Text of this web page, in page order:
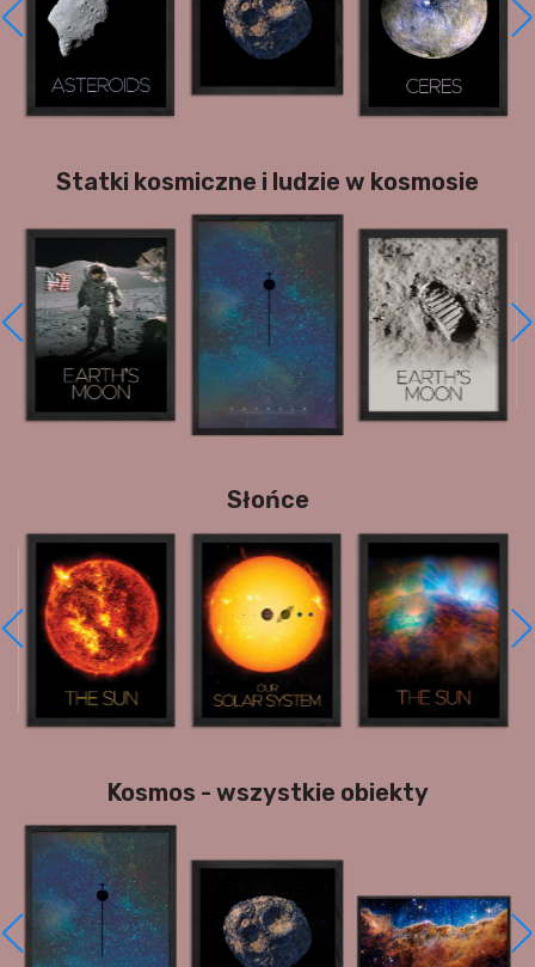
Statki kosmiczne i ludzie w kosmosie
Słońce
Kosmos - wszystkie obiekty